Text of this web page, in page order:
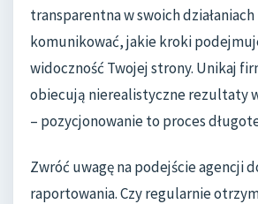
transparentna w swoich działaniach
komunikować, jakie kroki
widoczność Twojej strony. Unikaj
obiecują nierealistyczne rezultaty
– pozycjonowanie to proces
Zwróć uwagę na podejście agencji
raportowania. Czy regularnie